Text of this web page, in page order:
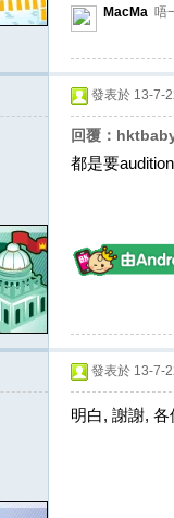
MacMa 唔
發表於 13-7-
回覆：
都是要audition
發表於 13-7-
明白, 謝謝, 各